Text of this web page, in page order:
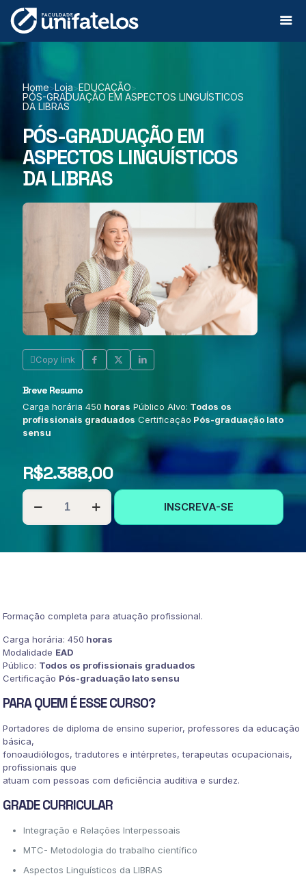
Home>Loja>EDUCAÇÃO>
PÓS-GRADUAÇÃO EM ASPECTOS LINGUÍSTICOS
DA LIBRAS
PÓS-GRADUAÇÃO EM
ASPECTOS LINGUÍSTICOS
DA LIBRAS
Copy link
Breve Resumo
Carga horária 450 horas Público Alvo: Todos os
profissionais graduados Certificação Pós-graduação lato
sensu
R$2.388,00
PÓS-
GRADUAÇÃO
EM
INSCREVA-SE
Formação completa para atuação profissional.
Carga horária: 450 horas
Modalidade EAD
Público: Todos os profissionais graduados
Certificação Pós-graduação lato sensu
PARA QUEM É ESSE CURSO?
Portadores de diploma de ensino superior, professores da educação
básica,
fonoaudiólogos, tradutores e intérpretes, terapeutas ocupacionais,
profissionais que
atuam com pessoas com deficiência auditiva e surdez.
GRADE CURRICULAR
Integração e Relações Interpessoais
MTC- Metodologia do trabalho científico
Aspectos Linguísticos da LIBRAS